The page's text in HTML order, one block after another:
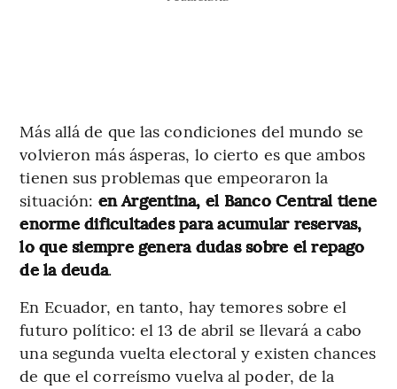
Más allá de que las condiciones del mundo se
volvieron más ásperas, lo cierto es que ambos
tienen sus problemas que empeoraron la
situación: en Argentina, el Banco Central tiene
enorme dificultades para acumular reservas,
lo que siempre genera dudas sobre el repago
de la deuda.
En Ecuador, en tanto, hay temores sobre el
futuro político: el 13 de abril se llevará a cabo
una segunda vuelta electoral y existen chances
de que el correísmo vuelva al poder, de la